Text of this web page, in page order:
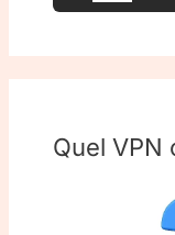
Quel VPN